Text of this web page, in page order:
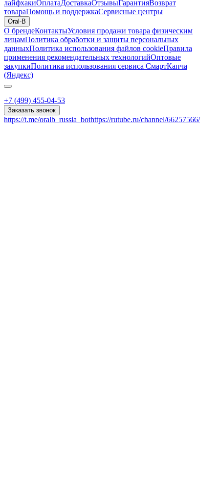
лайфхакиОплатаДоставкаОтзывыГарантияВозврат
товараПомощь и поддержкаСервисные центры
Oral-B
О брендеКонтактыУсловия продажи товара физическим
лицамПолитика обработки и защиты персональных
данныхПолитика использования файлов cookieПравила
применения рекомендательных технологийОптовые
закупкиПолитика использования сервиса СмартКапча
(Яндекс)
+7 (499) 455-04-53
Заказать звонок
https://t.me/oralb_russia_bothttps://rutube.ru/channel/66257566/